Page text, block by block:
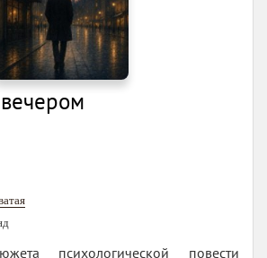
психологической повести